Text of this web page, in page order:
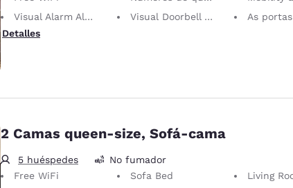
Visual Alarm Alert
Visual Doorbell Alert
As portas têm
Detalles
2 Camas queen-size, Sofá-cama
5 huéspedes
No fumador
Free WiFi
Sofa Bed
Living